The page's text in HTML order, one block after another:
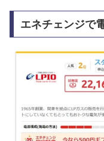
エネチェンジで